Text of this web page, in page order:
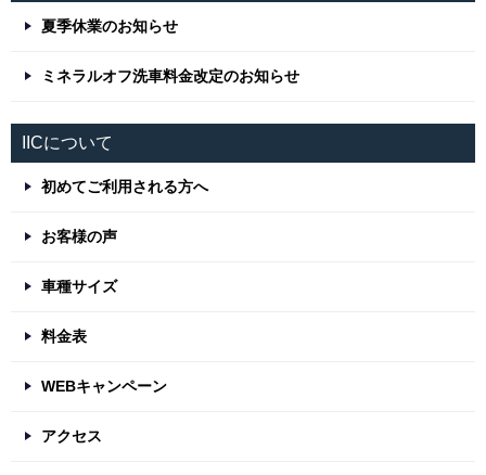
夏季休業のお知らせ
ミネラルオフ洗車料金改定のお知らせ
IICについて
初めてご利用される方へ
お客様の声
車種サイズ
料金表
WEBキャンペーン
アクセス